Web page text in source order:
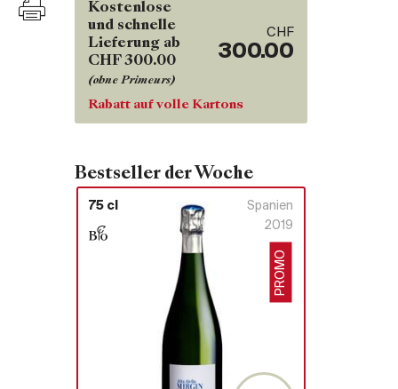
Kostenlose
und schnelle
Lieferung ab
CHF 300.00
(ohne Primeurs)
CHF
300.00
Rabatt auf volle Kartons
Bestseller der Woche
75 cl
Spanien
2019
PROMO